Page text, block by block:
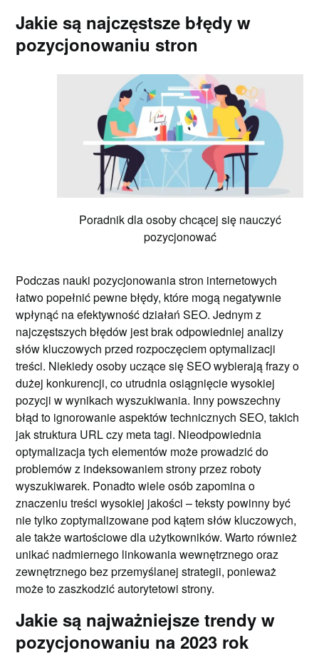
Jakie są najczęstsze błędy w
pozycjonowaniu stron
Poradnik dla osoby chcącej się nauczyć
pozycjonować
Podczas nauki pozycjonowania stron internetowych
łatwo popełnić pewne błędy, które mogą negatywnie
wpłynąć na efektywność działań SEO. Jednym z
najczęstszych błędów jest brak odpowiedniej analizy
słów kluczowych przed rozpoczęciem optymalizacji
treści. Niekiedy osoby uczące się SEO wybierają frazy o
dużej konkurencji, co utrudnia osiągnięcie wysokiej
pozycji w wynikach wyszukiwania. Inny powszechny
błąd to ignorowanie aspektów technicznych SEO, takich
jak struktura URL czy meta tagi. Nieodpowiednia
optymalizacja tych elementów może prowadzić do
problemów z indeksowaniem strony przez roboty
wyszukiwarek. Ponadto wiele osób zapomina o
znaczeniu treści wysokiej jakości – teksty powinny być
nie tylko zoptymalizowane pod kątem słów kluczowych,
ale także wartościowe dla użytkowników. Warto również
unikać nadmiernego linkowania wewnętrznego oraz
zewnętrznego bez przemyślanej strategii, ponieważ
może to zaszkodzić autorytetowi strony.
Jakie są najważniejsze trendy w
pozycjonowaniu na 2023 rok